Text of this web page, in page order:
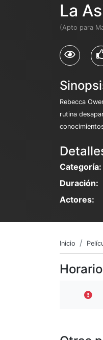
La
(Apto para
Rebecca
rutina
Categoría:
Duración:
Actores:
Inicio